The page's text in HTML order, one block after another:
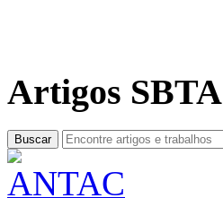
Artigos SBTA
Buscar